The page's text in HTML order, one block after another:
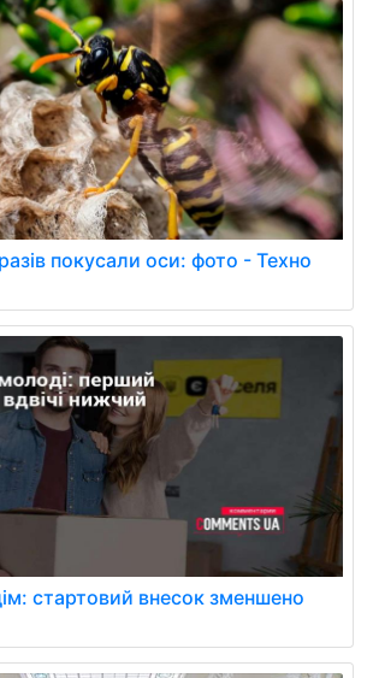
покусали оси: фото - Техно
стартовий внесок зменшено